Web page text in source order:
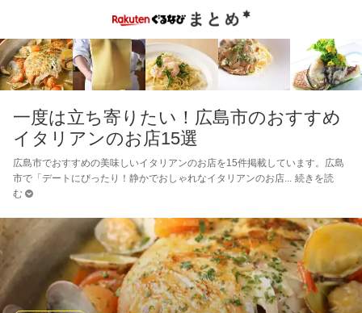
一度は立ち寄りたい！広島市のおすすめ
イタリアンのお店15選
広島市でおすすめの美味しいイタリアンのお店を15件掲載しています。広島
市で「デートにぴったり！静かでおしゃれなイタリアンのお店
続きを読
む